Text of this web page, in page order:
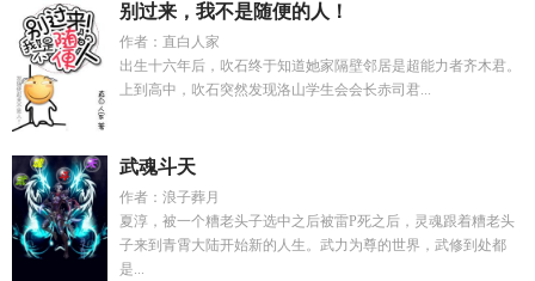
别过来，我不是随便的人！
作者：直白人家
出生十六年后，吹石终于知道她家隔壁邻居是超能力者齐木君。
上到高中，吹石突然发现洛山学生会会长赤司君...
武魂斗天
作者：浪子葬月
夏淳，被一个糟老头子选中之后被雷P死之后，灵魂跟着糟老头
子来到青霄大陆开始新的人生。武力为尊的世界，武修到处都
是...